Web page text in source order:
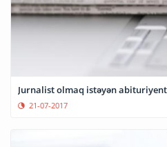
Jurnalist olmaq istəyən
21-07-2017